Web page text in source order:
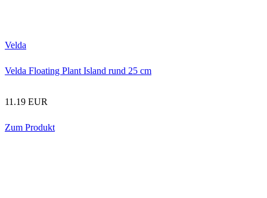
Velda
Velda Floating Plant Island rund 25 cm
11.19 EUR
Zum Produkt